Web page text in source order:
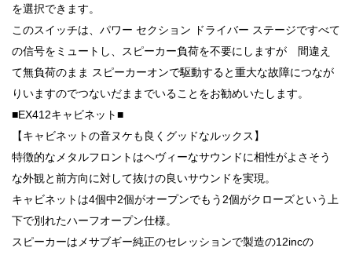
を選択できます。
このスイッチは、パワー セクション ドライバー ステージですべて
の信号をミュートし、スピーカー負荷を不要にしますが 間違え
て無負荷のまま スピーカーオンで駆動すると重大な故障につなが
りいますのでつないだままでいることをお勧めいたします。
■EX412キャビネット■
【キャビネットの音ヌケも良くグッドなルックス】
特徴的なメタルフロントはヘヴィーなサウンドに相性がよさそう
な外観と前方向に対して抜けの良いサウンドを実現。
キャビネットは4個中2個がオープンでもう2個がクローズという上
下で別れたハーフオープン仕様。
スピーカーはメサブギー純正のセレッションで製造の12incの